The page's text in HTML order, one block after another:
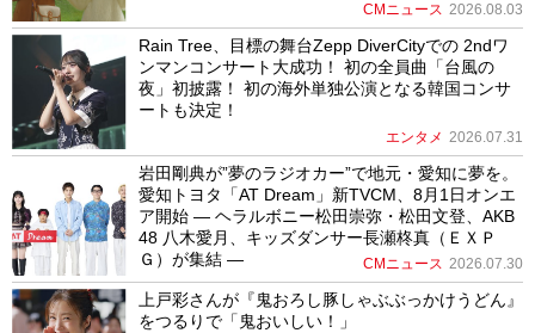
CMニュース 2026.08.03
Rain Tree、目標の舞台Zepp DiverCityでの 2ndワ
ンマンコンサート大成功！ 初の全員曲「台風の
夜」初披露！ 初の海外単独公演となる韓国コンサ
ートも決定！
エンタメ 2026.07.31
岩田剛典が”夢のラジオカー”で地元・愛知に夢を。
愛知トヨタ「AT Dream」新TVCM、8月1日オンエ
ア開始 ― ヘラルボニー松田崇弥・松田文登、AKB
48 八木愛月、キッズダンサー長瀬柊真（ＥＸＰ
Ｇ）が集結 ―
CMニュース 2026.07.30
上戸彩さんが『鬼おろし豚しゃぶぶっかけうどん』
をつるりで「鬼おいしい！」